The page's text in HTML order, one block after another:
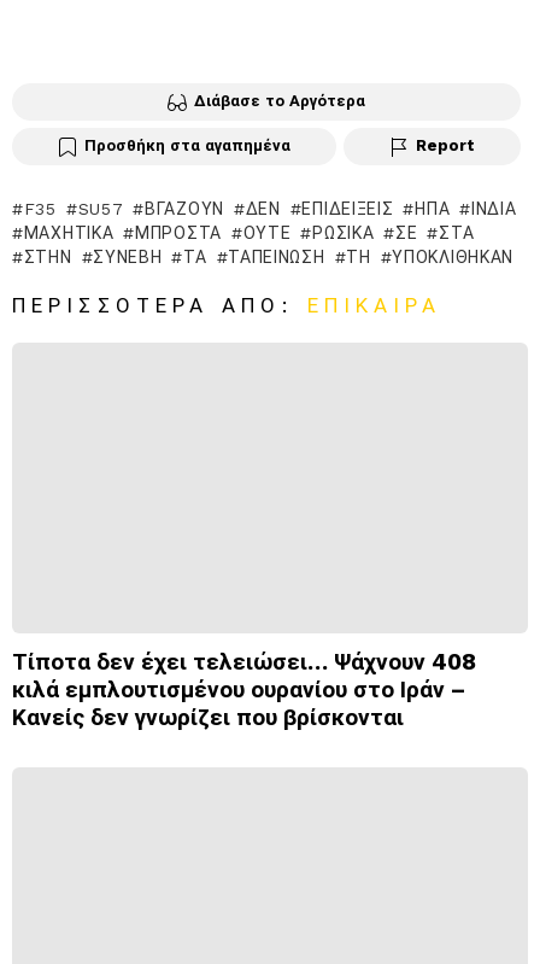
Διάβασε το Αργότερα
Προσθήκη στα αγαπημένα Report
F35 SU57 ΒΓΆΖΟΥΝ ΔΕΝ ΕΠΙΔΕΊΞΕΙΣ ΗΠΑ
ΙΝΔΊΑ
ΜΑΧΗΤΙΚΆ
ΜΠΡΟΣΤΆ ΟΎΤΕ ΡΩΣΙΚΆ ΣΕ
ΣΤΑ
ΣΤΗΝ
ΣΥΝΈΒΗ ΤΑ ΤΑΠΕΊΝΩΣΗ ΤΗ ΥΠΟΚΛΊΘΗΚΑΝ
ΠΕΡΙΣΣΌΤΕΡΑ ΑΠΌ: ΕΠΊΚΑΙΡΑ
Τίποτα δεν έχει τελειώσει… Ψάχνουν 408
κιλά εμπλουτισμένου ουρανίου στο Ιράν –
Κανείς δεν γνωρίζει που βρίσκονται